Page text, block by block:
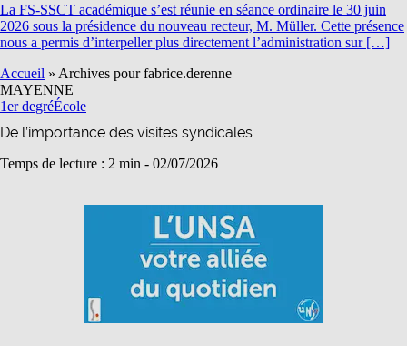
La FS-SSCT académique s’est réunie en séance ordinaire le 30 juin
2026 sous la présidence du nouveau recteur, M. Müller. Cette présence
nous a permis d’interpeller plus directement l’administration sur […]
Accueil » Archives pour fabrice.derenne
MAYENNE
1er degréÉcole
De l’importance des visites syndicales
Temps de lecture : 2 min - 02/07/2026